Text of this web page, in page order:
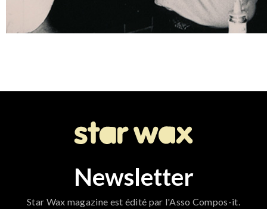
Newsletter
Star Wax magazine est édité par l'Asso Compos-it.